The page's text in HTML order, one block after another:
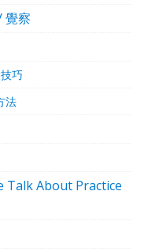
覺察
巧
法
Talk About Practice